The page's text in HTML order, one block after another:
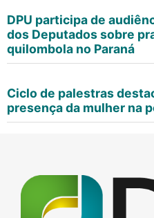
DPU participa de
dos Deputados sobre
quilombola no Paraná
Ciclo de palestras
presença da mulher na